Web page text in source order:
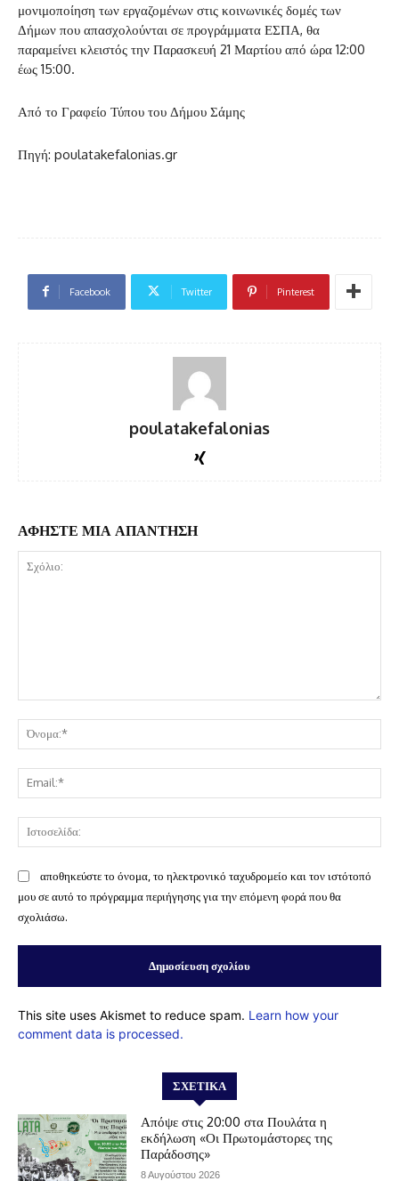
μονιμοποίηση των εργαζομένων στις κοινωνικές δομές των
Δήμων που απασχολούνται σε προγράμματα ΕΣΠΑ, θα
παραμείνει κλειστός την Παρασκευή 21 Μαρτίου από ώρα 12:00
έως 15:00.
Από το Γραφείο Τύπου του Δήμου Σάμης
Πηγή: poulatakefalonias.gr
Facebook Twitter Pinterest
poulatakefalonias
ΑΦΗΣΤΕ ΜΙΑ ΑΠΑΝΤΗΣΗ
αποθηκεύστε το όνομα, το ηλεκτρονικό ταχυδρομείο και τον ιστότοπό
μου σε αυτό το πρόγραμμα περιήγησης για την επόμενη φορά που θα
σχολιάσω.
This site uses Akismet to reduce spam. Learn how your
comment data is processed.
ΣΧΕΤΙΚΆ
Απόψε στις 20:00 στα Πουλάτα η
εκδήλωση «Οι Πρωτομάστορες της
Παράδοσης»
8 Αυγούστου 2026